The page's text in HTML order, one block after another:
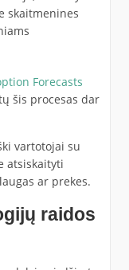
skaitmenines
Forecasts
šis procesas dar
vartotojai su
atsiskaityti
ar prekes.
raidos